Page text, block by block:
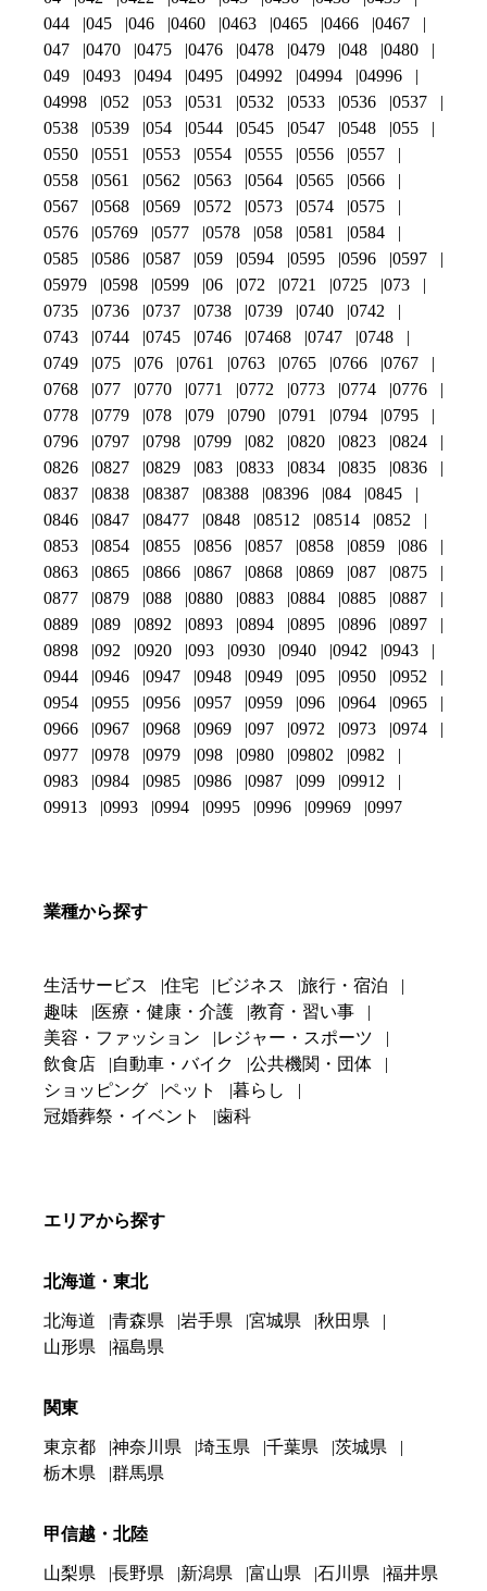
044
045 046 0460 0463 0465 0466
0467
047
0470 0475 0476 0478 0479 048
0480
049
0493 0494 0495 04992 04994
04996
04998
052 053 0531 0532 0533 0536
0537
0538
0539 054 0544 0545 0547 0548
055
0550
0551 0553 0554 0555 0556
0557
0558
0561 0562 0563 0564 0565
0566
0567
0568 0569 0572 0573 0574
0575
0576
05769 0577 0578 058 0581
0584
0585
0586 0587 059 0594 0595 0596
0597
05979
0598 0599 06 072 0721 0725
073
0735
0736 0737 0738 0739 0740
0742
0743
0744 0745 0746 07468 0747
0748
0749
075 076 0761 0763 0765 0766
0767
0768
077 0770 0771 0772 0773 0774
0776
0778
0779 078 079 0790 0791 0794
0795
0796
0797 0798 0799 082 0820 0823
0824
0826
0827 0829 083 0833 0834 0835
0836
0837
0838 08387 08388 08396 084
0845
0846
0847 08477 0848 08512 08514
0852
0853
0854 0855 0856 0857 0858 0859
086
0863
0865 0866 0867 0868 0869 087
0875
0877
0879 088 0880 0883 0884 0885
0887
0889
089 0892 0893 0894 0895 0896
0897
0898
092 0920 093 0930 0940 0942
0943
0944
0946 0947 0948 0949 095 0950
0952
0954
0955 0956 0957 0959 096 0964
0965
0966
0967 0968 0969 097 0972 0973
0974
0977
0978 0979 098 0980 09802
0982
0983
0984 0985 0986 0987 099
09912
09913
0993 0994 0995 0996 09969 0997
業種から探す
生活サービス 住宅 ビジネス
旅行・宿泊
趣味
医療・健康・介護
教育・習い事
美容・ファッション
レジャー・スポーツ
飲食店
自動車・バイク
公共機関・団体
ショッピング
ペット
暮らし
冠婚葬祭・イベント
歯科
エリアから探す
北海道・東北
北海道 青森県 岩手県 宮城県
秋田県
山形県
福島県
関東
東京都 神奈川県 埼玉県 千葉県
茨城県
栃木県
群馬県
甲信越・北陸
山梨県 長野県 新潟県 富山県 石川県 福井県